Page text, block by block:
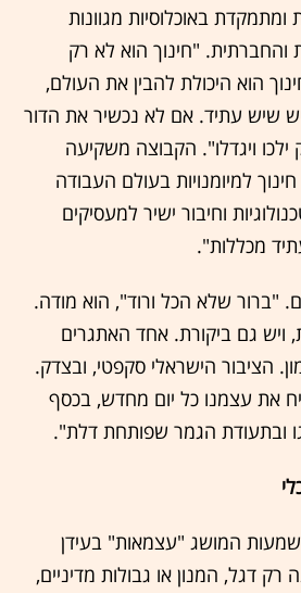
באוכלוסיות מגוונות
והחברתית. "חינוך הוא לא רק
הוא היכולת להבין את העולם,
שיש עתיד. אם לא נכשיר את הדור
ויגדלו". הקבוצה משקיעה
למיומנויות בעולם העבודה
וחיבור ישיר למעסיקים
מכללות".
"ברור שלא הכל ורוד", הוא מודה.
ויש גם ביקורת. אחד האתגרים
הציבור הישראלי סקפטי, ובצדק.
את עצמנו כל יום מחדש, בכסף
ובתעודת הגמר שפותחת דלת".
המושג "עצמאות" בעידן
דגל, המנון או גבולות מדיניים,